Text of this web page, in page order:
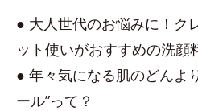
● 大人世代のお悩みに！ク
ット使いがおすすめの洗顔
● 年々気になる肌のどんよ
ール”って？